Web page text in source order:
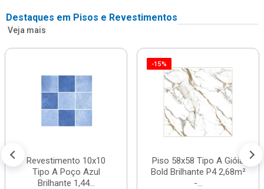
Destaques em Pisos e Revestimentos
Veja mais
Revestimento 10x10
Tipo A Poço Azul
Brilhante 1,44...
-15%
Piso 58x58 Tipo A Gióia
Bold Brilhante P4 2,68m²
-...